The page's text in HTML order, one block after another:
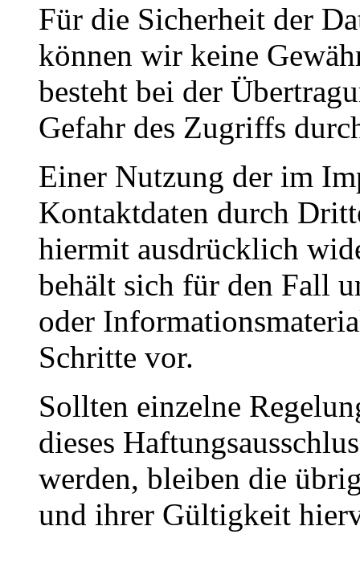
Für die Sicherheit der
können wir keine
besteht bei der
Gefahr des Zugriffs
Einer Nutzung der im
Kontaktdaten durch
hiermit ausdrücklich
behält sich für den Fall
oder
Schritte vor.
Sollten einzelne
dieses
werden, bleiben die
und ihrer Gültigkeit